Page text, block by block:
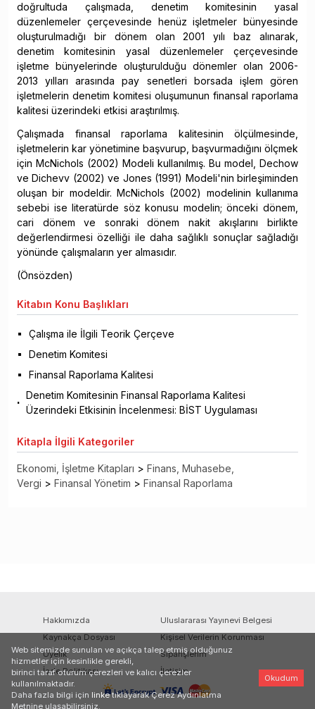
doğrultuda çalışmada, denetim komitesinin yasal
düzenlemeler çerçevesinde henüz işletmeler bünyesinde
oluşturulmadığı bir dönem olan 2001 yılı baz alınarak,
denetim komitesinin yasal düzenlemeler çerçevesinde
işletme bünyelerinde oluşturulduğu dönemler olan 2006-
2013 yılları arasında pay senetleri borsada işlem gören
işletmelerin denetim komitesi oluşumunun finansal raporlama
kalitesi üzerindeki etkisi araştırılmış.
Çalışmada finansal raporlama kalitesinin ölçülmesinde,
işletmelerin kar yönetimine başvurup, başvurmadığını ölçmek
için McNichols (2002) Modeli kullanılmış. Bu model, Dechow
ve Dichevv (2002) ve Jones (1991) Modeli'nin birleşiminden
oluşan bir modeldir. McNichols (2002) modelinin kullanıma
sebebi ise literatürde söz konusu modelin; önceki dönem,
cari dönem ve sonraki dönem nakit akışlarını birlikte
değerlendirmesi özelliği ile daha sağlıklı sonuçlar sağladığı
yönünde çalışmaların yer almasıdır.
(Önsözden)
Kitabın Konu Başlıkları
Çalışma ile İlgili Teorik Çerçeve
Denetim Komitesi
Finansal Raporlama Kalitesi
Denetim Komitesinin Finansal Raporlama Kalitesi
Üzerindeki Etkisinin İncelenmesi: BİST Uygulaması
Kitapla İlgili Kategoriler
Ekonomi, İşletme Kitapları > Finans, Muhasebe,
Vergi > Finansal Yönetim > Finansal Raporlama
Hakkımızda
Uluslararası Yayınevi Belgesi
Kaynakça Dosyası
Kişisel Verilerin Korunması
Üyelik
Siparişlerim
İade Politikası
İletişim
Web sitemizde sunulan ve açıkça talep etmiş olduğunuz
hizmetler için kesinlikle gerekli,
birinci taraf oturum çerezleri ve kalıcı çerezler
kullanılmaktadır.
Daha fazla bilgi için linke tıklayarak Çerez Aydınlatma
Metnine ulaşabilirsiniz.
Okudum